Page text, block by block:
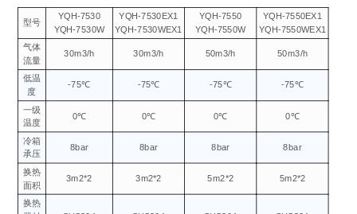
型号
YQH-7530
YQH-7530W
YQH-7530EX1
YQH-7530WEX1
YQH-7550
YQH-7550W
YQH-7550EX1
YQH-7550WEX1
气体
流量
30m3/h 30m3/h 50m3/h 50m3/h
低温
度
-75℃ -75℃ -75℃ -75℃
一级
温度
0℃ 0℃ 0℃ 0℃
冷箱
承压
8bar 8bar 8bar 8bar
换热
面积
3m2*2 3m2*2 5m2*2 5m2*2
换热